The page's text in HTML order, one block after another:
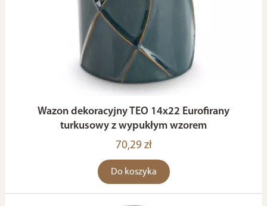
Wazon dekoracyjny TEO 14x22 Eurofirany
turkusowy z wypukłym wzorem
70,29 zł
Do koszyka